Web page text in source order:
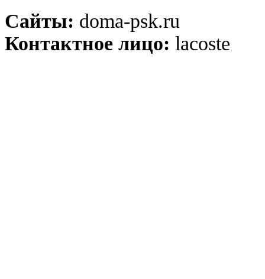
Сайты: doma-psk.ru
Контактное лицо: lacoste